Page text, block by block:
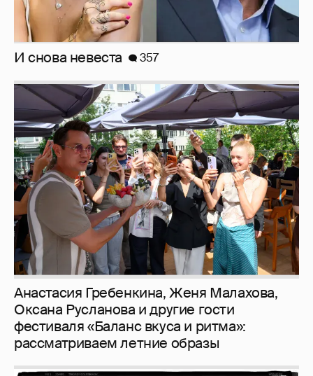
И снова невеста 357
Анастасия Гребенкина, Женя Малахова,
Оксана Русланова и другие гости
фестиваля «Баланс вкуса и ритма»:
рассматриваем летние образы